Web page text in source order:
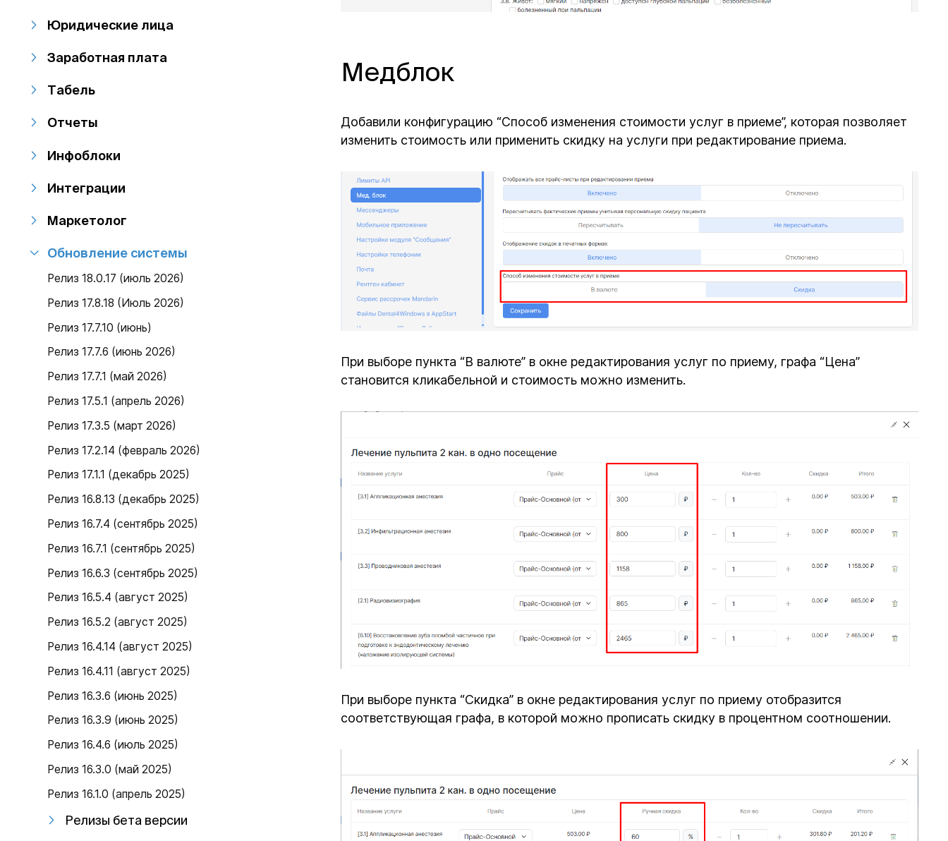
Юридические лица
Заработная плата
Табель
Отчеты
Инфоблоки
Интеграции
Маркетолог
Обновление системы
Релиз 18.0.17 (июль 2026)
Релиз 17.8.18 (Июль 2026)
Релиз 17.7.10 (июнь)
Релиз 17.7.6 (июнь 2026)
Релиз 17.7.1 (май 2026)
Релиз 17.5.1 (апрель 2026)
Релиз 17.3.5 (март 2026)
Релиз 17.2.14 (февраль 2026)
Релиз 17.1.1 (декабрь 2025)
Релиз 16.8.13 (декабрь 2025)
Релиз 16.7.4 (сентябрь 2025)
Релиз 16.7.1 (сентябрь 2025)
Релиз 16.6.3 (сентябрь 2025)
Релиз 16.5.4 (август 2025)
Релиз 16.5.2 (август 2025)
Релиз 16.4.14 (август 2025)
Релиз 16.4.11 (август 2025)
Релиз 16.3.6 (июнь 2025)
Релиз 16.3.9 (июнь 2025)
Релиз 16.4.6 (июль 2025)
Релиз 16.3.0 (май 2025)
Релиз 16.1.0 (апрель 2025)
Релизы бета версии
Медблок
Добавили конфигурацию “Способ изменения стоимости услуг в приеме”, которая позволяет
изменить стоимость или применить скидку на услуги при редактирование приема.
При выборе пункта “В валюте” в окне редактирования услуг по приему, графа “Цена”
становится кликабельной и стоимость можно изменить.
При выборе пункта “Скидка” в окне редактирования услуг по приему отобразится
соответствующая графа, в которой можно прописать скидку в процентном соотношении.